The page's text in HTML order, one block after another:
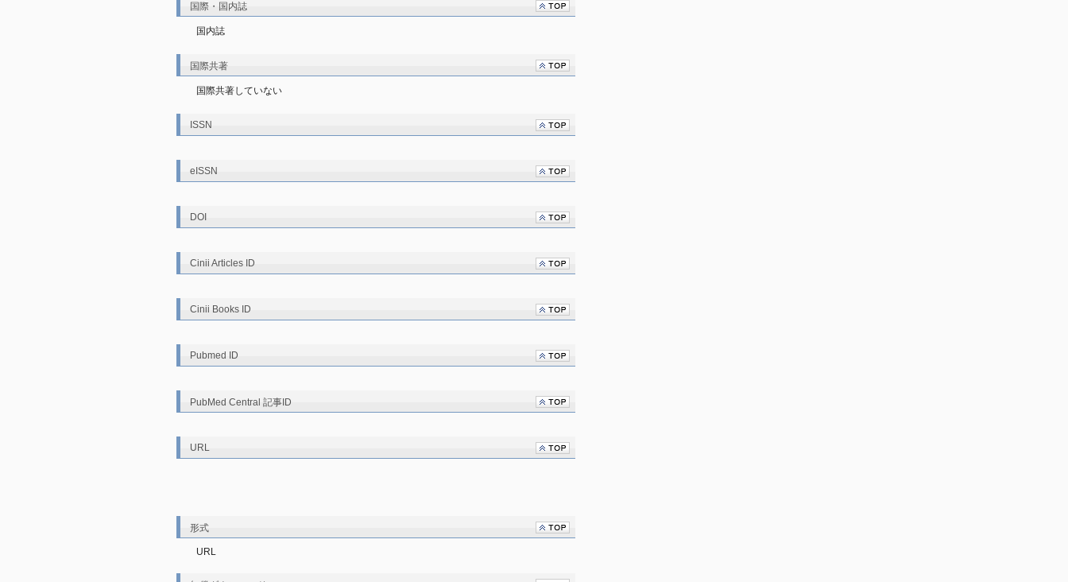
国際・国内誌
国内誌
国際共著
国際共著していない
ISSN
eISSN
DOI
Cinii Articles ID
Cinii Books ID
Pubmed ID
PubMed Central 記事ID
URL
形式
URL